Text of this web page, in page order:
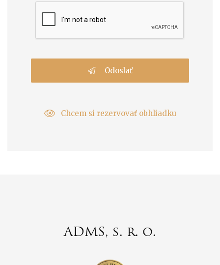
Odoslať
Chcem si rezervovať obhliadku
ADMS, s. r. o.